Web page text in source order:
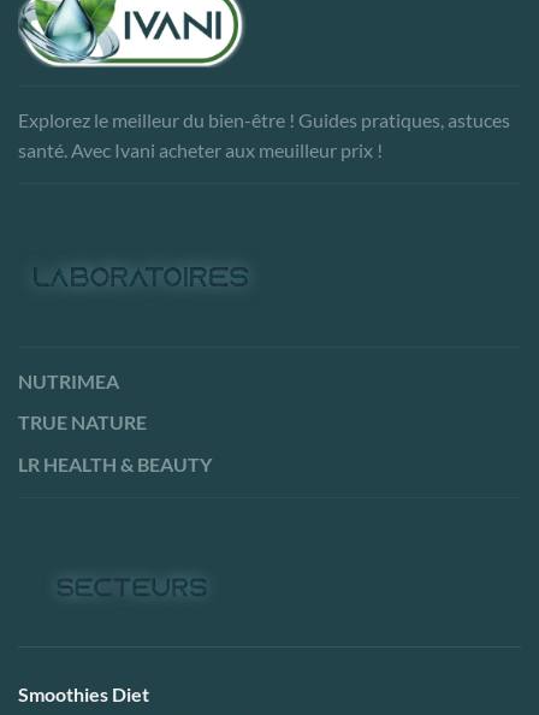
Explorez le meilleur du bien-être ! Guides pratiques, astuces
santé. Avec Ivani acheter aux meuilleur prix !
NUTRIMEA
TRUE NATURE
LR HEALTH & BEAUTY
Smoothies Diet